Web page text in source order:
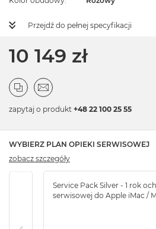
Przejdź do pełnej specyfikacji
10 149 zł
zapytaj o produkt +48 22 100 25 55
WYBIERZ PLAN OPIEKI SERWISOWEJ
Service Pack Silver - 1 rok
serwisowej do Apple iMac /
zobacz szczegóły